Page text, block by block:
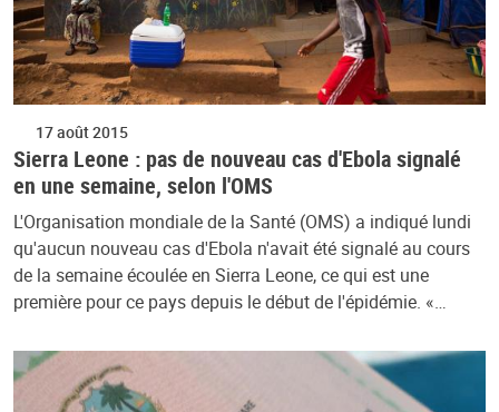
17 août 2015
Sierra Leone : pas de nouveau cas d'Ebola signalé
en une semaine, selon l'OMS
L'Organisation mondiale de la Santé (OMS) a indiqué lundi
qu'aucun nouveau cas d'Ebola n'avait été signalé au cours
de la semaine écoulée en Sierra Leone, ce qui est une
première pour ce pays depuis le début de l'épidémie. «…